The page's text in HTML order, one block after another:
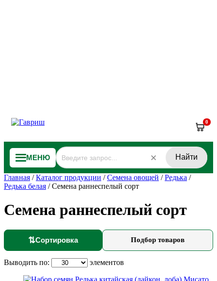
0
МЕНЮ Найти
Главная /Каталог продукции /Семена овощей /Редька /
Редька белая /Семена раннеспелый сорт
Семена раннеспелый сорт
⇅Сортировка Подбор товаров
Выводить по: элементов